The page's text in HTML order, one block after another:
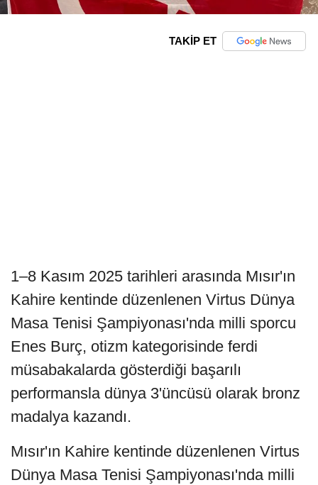
TAKİP ET
1–8 Kasım 2025 tarihleri arasında Mısır'ın
Kahire kentinde düzenlenen Virtus Dünya
Masa Tenisi Şampiyonası'nda milli sporcu
Enes Burç, otizm kategorisinde ferdi
müsabakalarda gösterdiği başarılı
performansla dünya 3'üncüsü olarak bronz
madalya kazandı.
Mısır'ın Kahire kentinde düzenlenen Virtus
Dünya Masa Tenisi Şampiyonası'nda milli